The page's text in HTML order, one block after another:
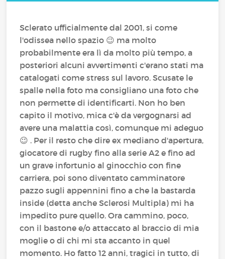
Sclerato ufficialmente dal 2001, si come
l'odissea nello spazio 😉 ma molto
probabilmente era lì da molto più tempo, a
posteriori alcuni avvertimenti c'erano stati ma
catalogati come stress sul lavoro. Scusate le
spalle nella foto ma consigliano una foto che
non permette di identificarti. Non ho ben
capito il motivo, mica c'è da vergognarsi ad
avere una malattia così, comunque mi adeguo
😉 . Per il resto che dire ex mediano d'apertura,
giocatore di rugby fino alla serie A2 e fino ad
un grave infortunio al ginocchio con fine
carriera, poi sono diventato camminatore
pazzo sugli appennini fino a che la bastarda
inside (detta anche Sclerosi Multipla) mi ha
impedito pure quello. Ora cammino, poco,
con il bastone e/o attaccato al braccio di mia
moglie o di chi mi sta accanto in quel
momento. Ho fatto 12 anni, tragici in tutto, di